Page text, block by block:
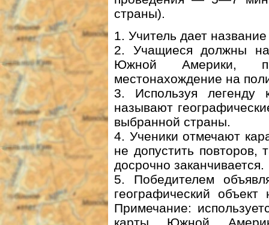
страны).
1. Учитель дает
2. Учащиеся должны
Южной Америки,
местонахождение на
3. Используя легенду
называют
выбранной страны.
4. Ученики отмечают
не допустить повторов,
досрочно заканчивается.
5. Победителем
географический
Примечание: